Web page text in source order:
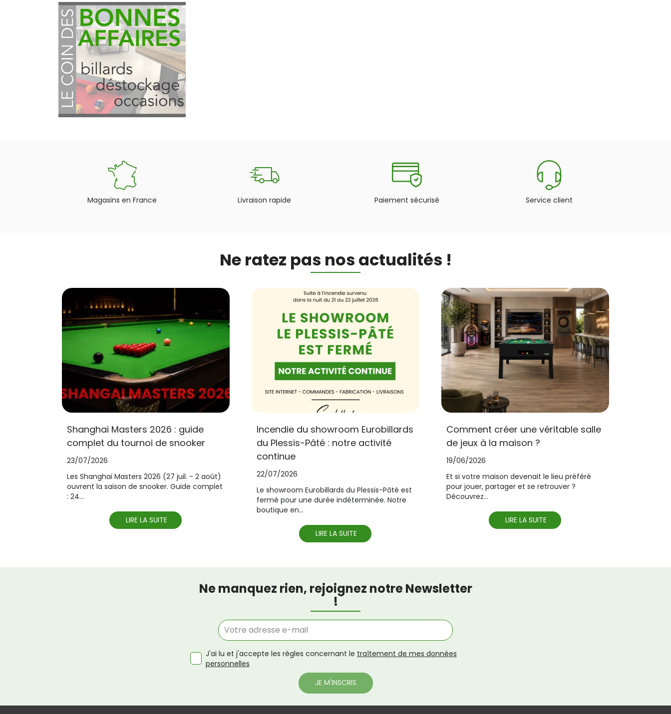
Magasins en France Livraison rapide Paiement sécurisé Service client
Ne ratez pas nos actualités !
Shanghai Masters 2026 : guide
complet du tournoi de snooker
23/07/2026
Les Shanghai Masters 2026 (27 juil. - 2 août)
ouvrent la saison de snooker. Guide complet
: 24...
LIRE LA SUITE
Incendie du showroom Eurobillards
du Plessis-Pâté : notre activité
continue
22/07/2026
Le showroom Eurobillards du Plessis-Pâté est
fermé pour une durée indéterminée. Notre
boutique en...
LIRE LA SUITE
Comment créer une véritable salle
de jeux à la maison ?
19/06/2026
Et si votre maison devenait le lieu préféré
pour jouer, partager et se retrouver ?
Découvrez...
LIRE LA SUITE
Ne manquez rien, rejoignez notre Newsletter
!
J'ai lu et j'accepte les règles concernant le traîtement de mes données
personnelles